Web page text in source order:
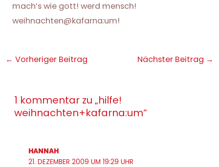
mach’s wie gott! werd mensch!
weihnachten@kafarna:um!
Post
← Vorheriger Beitrag Nächster Beitrag →
1 kommentar zu „hilfe!
weihnachten+kafarna:um“
HANNAH
21. DEZEMBER 2009 UM 19:29 UHR